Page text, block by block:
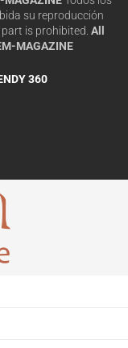
su reproducción
is prohibited. All
MAGAZINE
360